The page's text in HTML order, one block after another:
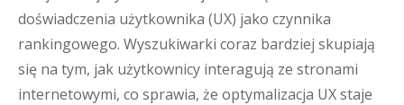
doświadczenia użytkownika (UX) jako czynnika
rankingowego. Wyszukiwarki coraz bardziej skupiają
się na tym, jak użytkownicy interagują ze stronami
internetowymi, co sprawia, że optymalizacja UX staje